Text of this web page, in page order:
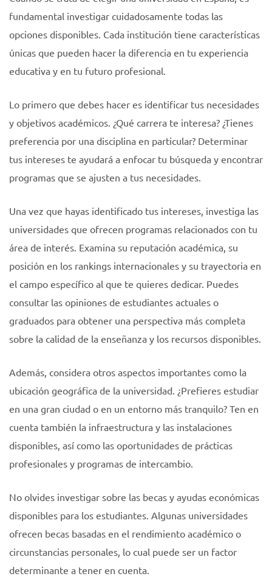
fundamental investigar cuidadosamente todas las
opciones disponibles. Cada institución tiene características
únicas que pueden hacer la diferencia en tu experiencia
educativa y en tu futuro profesional.
Lo primero que debes hacer es identificar tus necesidades
y objetivos académicos. ¿Qué carrera te interesa? ¿Tienes
preferencia por una disciplina en particular? Determinar
tus intereses te ayudará a enfocar tu búsqueda y encontrar
programas que se ajusten a tus necesidades.
Una vez que hayas identificado tus intereses, investiga las
universidades que ofrecen programas relacionados con tu
área de interés. Examina su reputación académica, su
posición en los rankings internacionales y su trayectoria en
el campo específico al que te quieres dedicar. Puedes
consultar las opiniones de estudiantes actuales o
graduados para obtener una perspectiva más completa
sobre la calidad de la enseñanza y los recursos disponibles.
Además, considera otros aspectos importantes como la
ubicación geográfica de la universidad. ¿Prefieres estudiar
en una gran ciudad o en un entorno más tranquilo? Ten en
cuenta también la infraestructura y las instalaciones
disponibles, así como las oportunidades de prácticas
profesionales y programas de intercambio.
No olvides investigar sobre las becas y ayudas económicas
disponibles para los estudiantes. Algunas universidades
ofrecen becas basadas en el rendimiento académico o
circunstancias personales, lo cual puede ser un factor
determinante a tener en cuenta.